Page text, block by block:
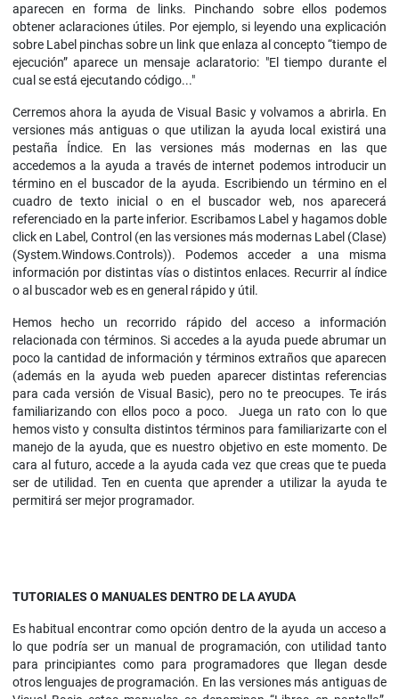
aparecen en forma de links. Pinchando sobre ellos podemos
obtener aclaraciones útiles. Por ejemplo, si leyendo una explicación
sobre Label pinchas sobre un link que enlaza al concepto “tiempo de
ejecución” aparece un mensaje aclaratorio: "El tiempo durante el
cual se está ejecutando código..."
Cerremos ahora la ayuda de Visual Basic y volvamos a abrirla. En
versiones más antiguas o que utilizan la ayuda local existirá una
pestaña Índice. En las versiones más modernas en las que
accedemos a la ayuda a través de internet podemos introducir un
término en el buscador de la ayuda. Escribiendo un término en el
cuadro de texto inicial o en el buscador web, nos aparecerá
referenciado en la parte inferior. Escribamos Label y hagamos doble
click en Label, Control (en las versiones más modernas Label (Clase)
(System.Windows.Controls)‎). Podemos acceder a una misma
información por distintas vías o distintos enlaces. Recurrir al índice
o al buscador web es en general rápido y útil.
Hemos hecho un recorrido rápido del acceso a información
relacionada con términos. Si accedes a la ayuda puede abrumar un
poco la cantidad de información y términos extraños que aparecen
(además en la ayuda web pueden aparecer distintas referencias
para cada versión de Visual Basic), pero no te preocupes. Te irás
familiarizando con ellos poco a poco. Juega un rato con lo que
hemos visto y consulta distintos términos para familiarizarte con el
manejo de la ayuda, que es nuestro objetivo en este momento. De
cara al futuro, accede a la ayuda cada vez que creas que te pueda
ser de utilidad. Ten en cuenta que aprender a utilizar la ayuda te
permitirá ser mejor programador.
TUTORIALES O MANUALES DENTRO DE LA AYUDA
Es habitual encontrar como opción dentro de la ayuda un acceso a
lo que podría ser un manual de programación, con utilidad tanto
para principiantes como para programadores que llegan desde
otros lenguajes de programación. En las versiones más antiguas de